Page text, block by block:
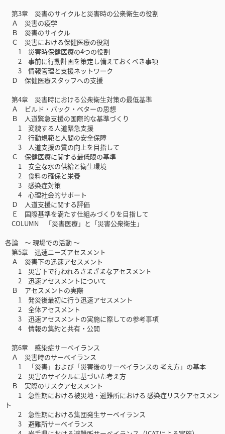
第3章 災害のサイクルと災害時の公衆衛生の役割
Ａ 災害の疫学
Ｂ 災害のサイクル
Ｃ 災害における保健医療の役割
1 災害時保健医療の4つの役割
2 事前に行動計画を策定し備えておくべき事項
3 情報管理と支援ネットワーク
Ｄ 保健医療スタッフへの支援
第4章 災害時における公衆衛生対策の最低基準
Ａ ビルド・バック・ベターの思想
Ｂ 人道緊急支援の国際的な基準づくり
1 変貌する人道緊急支援
2 行動規範と人間の安全保障
3 人道支援の質の向上を目指して
Ｃ 保健医療に関する最低限の基準
1 安全な水の供給と衛生環境
2 食料の確保と栄養
3 感染症対策
4 心理社会的サポート
Ｄ 人道支援に関する評価
Ｅ 国際基準を満たす仕組みづくりを目指して
COLUMN 「災害医療」と「災害公衆衛生」
各論 〜 現場での活動 〜
第5章 迅速ニーズアセスメント
Ａ 災害下の迅速アセスメント
1 災害下で行われるさまざまなアセスメント
2 迅速アセスメントについて
Ｂ アセスメントの実際
1 発災後最初に行う迅速アセスメント
2 全体アセスメント
3 迅速アセスメントの実施に際しての参考事項
4 情報の集約と共有・公開
第6章 感染症サーベイランス
Ａ 災害時のサーベイランス
1 「災害」および「災害後のサーベイランスの 考え方」の基本
2 災害のサイクルに基づいた考え方
Ｂ 実際のリスクアセスメント
1 急性期における被災地・避難所における 感染症リスクアセスメン
ト
2 急性期における集団発生サーベイランス
3 避難所サーベイランス